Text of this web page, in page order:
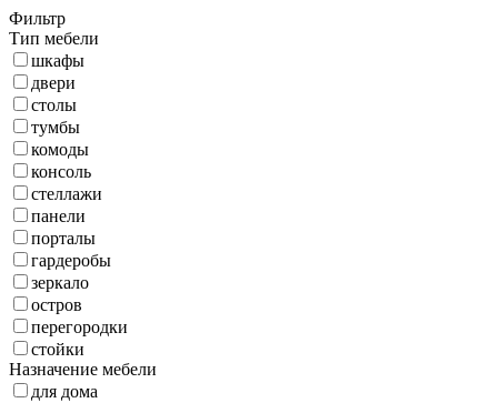
Фильтр
Тип мебели
шкафы
двери
столы
тумбы
комоды
консоль
стеллажи
панели
порталы
гардеробы
зеркало
остров
перегородки
стойки
Назначение мебели
для дома